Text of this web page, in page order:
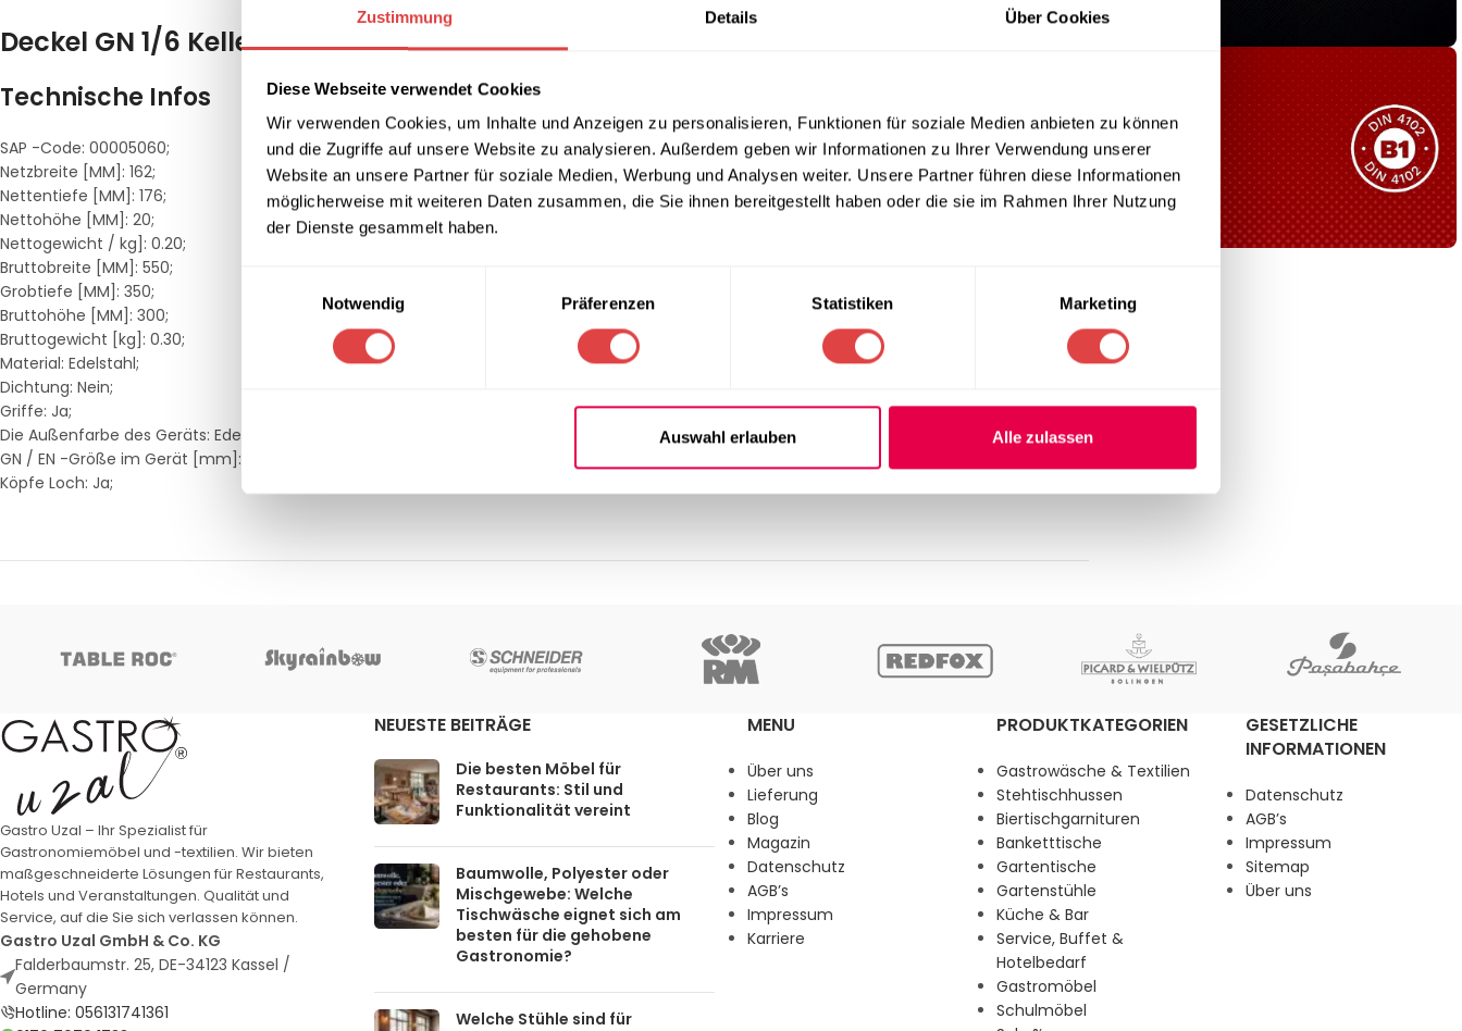
Zustimmung Details Über Cookies
Diese Webseite verwendet Cookies
Wir verwenden Cookies, um Inhalte und Anzeigen zu personalisieren, Funktionen für soziale Medien anbieten zu können
und die Zugriffe auf unsere Website zu analysieren. Außerdem geben wir Informationen zu Ihrer Verwendung unserer
Website an unsere Partner für soziale Medien, Werbung und Analysen weiter. Unsere Partner führen diese Informationen
möglicherweise mit weiteren Daten zusammen, die Sie ihnen bereitgestellt haben oder die sie im Rahmen Ihrer Nutzung
der Dienste gesammelt haben.
Notwendig
Präferenzen Statistiken Marketing
Auswahl erlauben Alle zulassen
Deckel GN 1/6 Kellenöffnung Fallgriff Edelstahl | REDFOX – VGN 1/6 NU
Technische Infos
SAP -Code: 00005060;
Netzbreite [MM]: 162;
Nettentiefe [MM]: 176;
Nettohöhe [MM]: 20;
Nettogewicht / kg]: 0.20;
Bruttobreite [MM]: 550;
Grobtiefe [MM]: 350;
Bruttohöhe [MM]: 300;
Bruttogewicht [kg]: 0.30;
Material: Edelstahl;
Dichtung: Nein;
Griffe: Ja;
Die Außenfarbe des Geräts: Edelstahl;
GN / EN -Größe im Gerät [mm]: GN 1/6;
Köpfe Loch: Ja;
Sie haben nicht das passende
Produkt gefunden?
Wir helfen Ihnen gerne weiter!
Gastro Uzal – Ihr Spezialist für
Gastronomiemöbel und -textilien. Wir bieten
maßgeschneiderte Lösungen für Restaurants,
Hotels und Veranstaltungen. Qualität und
Service, auf die Sie sich verlassen können.
Gastro Uzal GmbH & Co. KG
Falderbaumstr. 25, DE-34123 Kassel /
Germany
Hotline: 056131741361
NEUESTE BEITRÄGE
Die besten Möbel für
Restaurants: Stil und
Funktionalität vereint
Baumwolle, Polyester oder
Mischgewebe: Welche
Tischwäsche eignet sich am
besten für die gehobene
Gastronomie?
Welche Stühle sind für
MENU
Über uns
Lieferung
Blog
Magazin
Datenschutz
AGB’s
Impressum
Karriere
PRODUKTKATEGORIEN
Gastrowäsche & Textilien
Stehtischhussen
Biertischgarnituren
Banketttische
Gartentische
Gartenstühle
Küche & Bar
Service, Buffet &
Hotelbedarf
Gastromöbel
Schulmöbel
GESETZLICHE
INFORMATIONEN
Datenschutz
AGB’s
Impressum
Sitemap
Über uns